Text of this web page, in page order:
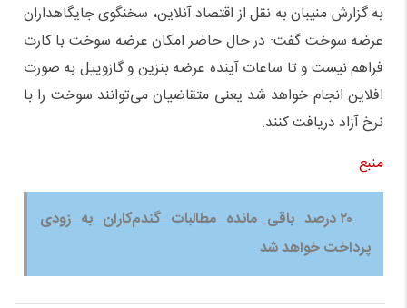
به گزارش منیبان به نقل از اقتصاد آنلاین، سخنگوی جایگاهداران
عرضه سوخت گفت: در حال حاضر امکان عرضه سوخت با کارت
فراهم نیست و تا ساعات آینده عرضه بنزین و گازوییل به صورت
افلاین انجام خواهد شد یعنی متقاضیان می‌توانند سوخت را با
نرخ آزاد دریافت کنند.
منبع
۲۰ درصد باقی مانده مطالبات گندم‌کاران به زودی
پرداخت خواهد شد